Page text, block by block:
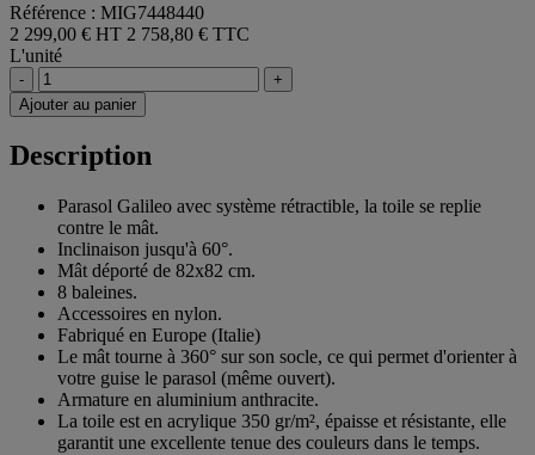
Référence : MIG7448440
2 299,00 € HT 2 758,80 € TTC
L'unité
-
+
Ajouter au panier
Description
Parasol Galileo avec système rétractible, la toile se replie
contre le mât.
Inclinaison jusqu'à 60°.
Mât déporté de 82x82 cm.
8 baleines.
Accessoires en nylon.
Fabriqué en Europe (Italie)
Le mât tourne à 360° sur son socle, ce qui permet d'orienter à
votre guise le parasol (même ouvert).
Armature en aluminium anthracite.
La toile est en acrylique 350 gr/m², épaisse et résistante, elle
garantit une excellente tenue des couleurs dans le temps.